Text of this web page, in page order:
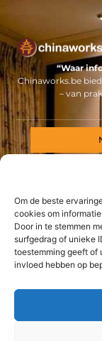
Om de beste
cookies om
Door in te stemmen
surfgedrag of unieke
toestemming geeft of
invloed hebben op
“Waar
Chinaworks.be
– van
De best
Leg uw product
Laat een
De voordelen
Auto naar